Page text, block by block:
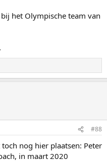
het Olympische team van
#88
nog hier plaatsen: Peter
in maart 2020